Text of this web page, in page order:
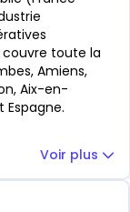
couvre toute la
Amiens,
Aix-en-
Voir plus